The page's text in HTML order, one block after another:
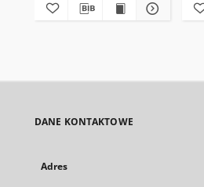
DANE KONTAKTOWE
Adres